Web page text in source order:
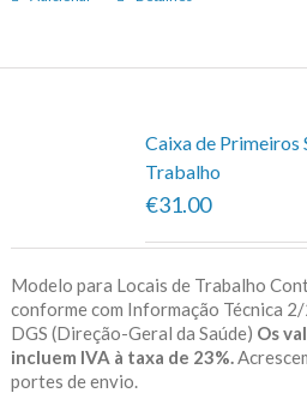
Caixa de Primeiros
Trabalho
€31.00
Modelo para Locais de Trabalho
conforme com Informação Técnica
DGS (Direção-Geral da Saúde) Os
incluem IVA à taxa de 23%.
portes de envio.